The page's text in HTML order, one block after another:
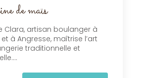
de maïs
Clara, artisan boulanger à
à Angresse, maîtrise l’art
traditionnelle et